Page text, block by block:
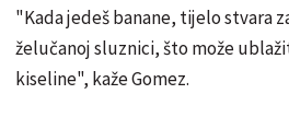
"Kada jedeš banane, tijelo stvara
želučanoj sluznici, što može
kiseline", kaže Gomez.